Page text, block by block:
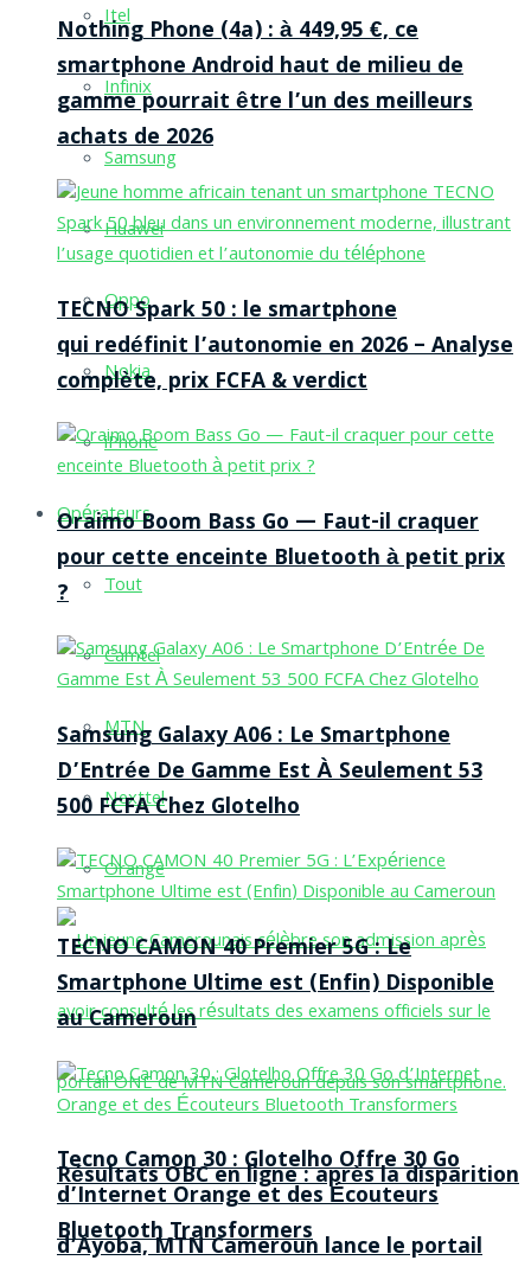
Itel
Infinix
Samsung
Huawei
Oppo
Nokia
iPhone
Opérateurs
Tout
Camtel
MTN
Nexttel
Orange
Résultats OBC en ligne : après la disparition
d’Ayoba, MTN Cameroun lance le portail
Nothing Phone (4a) : à 449,95 €, ce
smartphone Android haut de milieu de
gamme pourrait être l’un des meilleurs
achats de 2026
TECNO Spark 50 : le smartphone
qui redéfinit l’autonomie en 2026 – Analyse
complète, prix FCFA & verdict
Oraimo Boom Bass Go — Faut-il craquer
pour cette enceinte Bluetooth à petit prix
?
Samsung Galaxy A06 : Le Smartphone
D’Entrée De Gamme Est À Seulement 53
500 FCFA Chez Glotelho
TECNO CAMON 40 Premier 5G : Le
Smartphone Ultime est (Enfin) Disponible
au Cameroun
Tecno Camon 30 : Glotelho Offre 30 Go
d’Internet Orange et des Écouteurs
Bluetooth Transformers